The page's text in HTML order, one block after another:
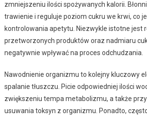
zmniejszeniu ilości spożywanych kalorii.
trawienie i reguluje poziom cukru we krwi, co
kontrolowania apetytu. Niezwykle istotne jest
przetworzonych produktów oraz nadmiaru
negatywnie wpływać na proces odchudzania.
Nawodnienie organizmu to kolejny kluczowy
spalanie tłuszczu. Picie odpowiedniej ilości
zwiększeniu tempa metabolizmu, a także
usuwania toksyn z organizmu. Ponadto,